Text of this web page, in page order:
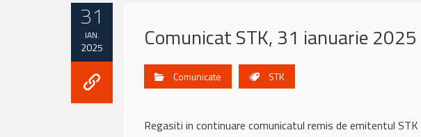
31
IAN.
2025 Comunicat STK, 31 ianuarie 2025
Comunicate STK
Regasiti in continuare comunicatul remis de emitentul